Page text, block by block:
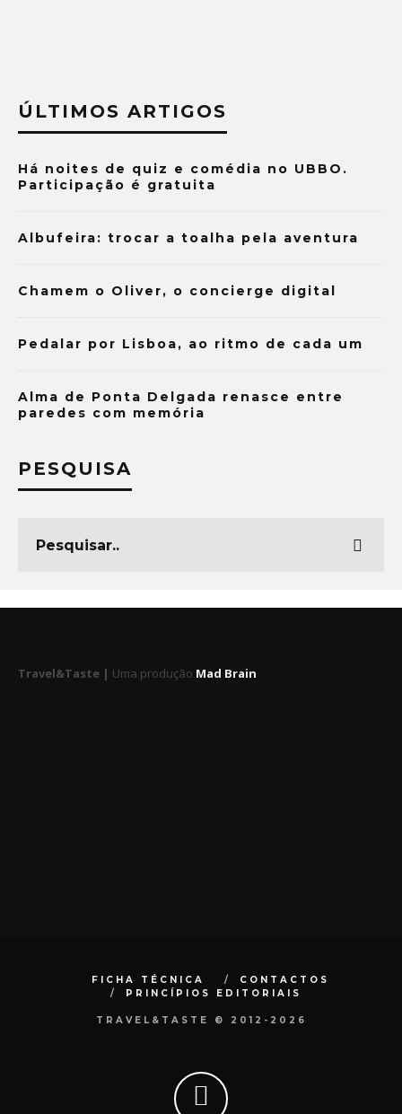
ÚLTIMOS ARTIGOS
Há noites de quiz e comédia no UBBO.
Participação é gratuita
Albufeira: trocar a toalha pela aventura
Chamem o Oliver, o concierge digital
Pedalar por Lisboa, ao ritmo de cada um
Alma de Ponta Delgada renasce entre
paredes com memória
PESQUISA
Travel&Taste | Uma produção Mad Brain
FICHA TÉCNICA
CONTACTOS
PRINCÍPIOS EDITORIAIS
TRAVEL&TASTE © 2012-2026